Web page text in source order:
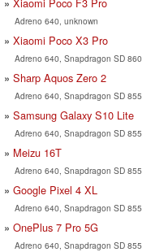
Adreno 640, unknown
Xiaomi Poco X3 Pro
Adreno 640, Snapdragon SD 860
Sharp Aquos Zero 2
Adreno 640, Snapdragon SD 855
Samsung Galaxy S10 Lite
Adreno 640, Snapdragon SD 855
Meizu 16T
Adreno 640, Snapdragon SD 855
Google Pixel 4 XL
Adreno 640, Snapdragon SD 855
OnePlus 7 Pro 5G
Adreno 640, Snapdragon SD 855